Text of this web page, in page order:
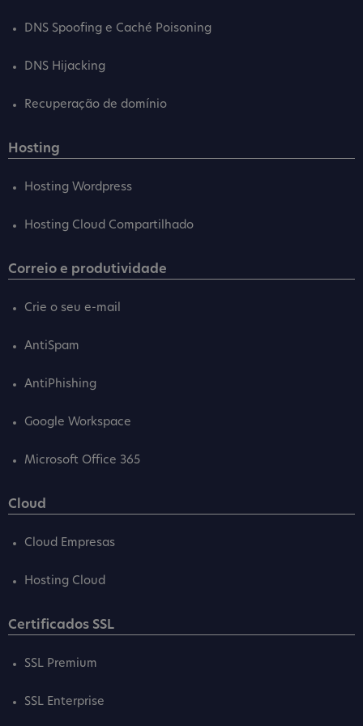
DNS Spoofing e Caché Poisoning
DNS Hijacking
Recuperação de domínio
Hosting
Hosting Wordpress
Hosting Cloud Compartilhado
Correio e produtividade
Crie o seu e-mail
AntiSpam
AntiPhishing
Google Workspace
Microsoft Office 365
Cloud
Cloud Empresas
Hosting Cloud
Certificados SSL
SSL Premium
SSL Enterprise